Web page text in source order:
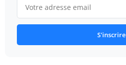
S'inscrire